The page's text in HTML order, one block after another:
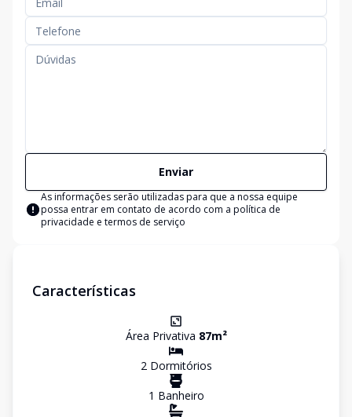
Enviar
As informações serão utilizadas para que a nossa equipe
possa entrar em contato de acordo com a política de
privacidade e termos de serviço
Características
Área Privativa 87m²
2Dormitórios
1 Banheiro